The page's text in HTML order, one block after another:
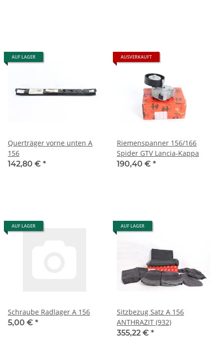
AUF LAGER
Querträger vorne unten A
156
142,80 € *
AUSVERKAUFT
Riemenspanner 156/166
Spider GTV Lancia-Kappa
190,40 € *
AUF LAGER
Schraube Radlager A 156
5,00 € *
AUF LAGER
Sitzbezug Satz A 156
ANTHRAZIT (932)
355,22 € *